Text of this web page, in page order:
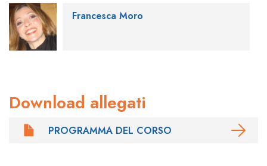
Francesca Moro
Download allegati
PROGRAMMA DEL CORSO